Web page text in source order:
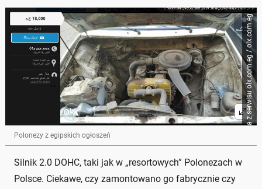
Zrzut ogłoszenia z serwisu olx.com.eg / olx.com.eg
Polonezy z egipskich ogłoszeń
Silnik 2.0 DOHC, taki jak w „resortowych” Polonezach w
Polsce. Ciekawe, czy zamontowano go fabrycznie czy